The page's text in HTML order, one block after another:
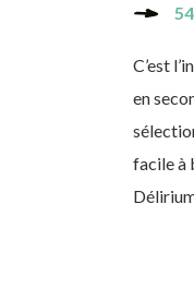
C’est
en
facile à